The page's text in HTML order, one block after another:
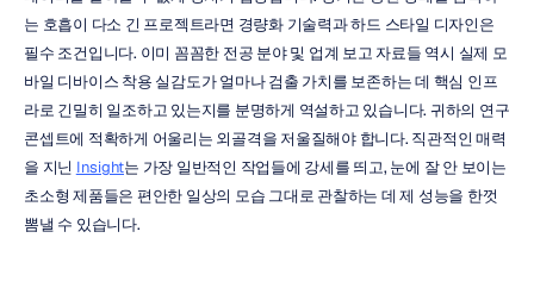
는 호흡이 다소 긴 프로젝트라면 경량화 기술력과 하드 스타일 디자인은
필수 조건입니다. 이미 꼼꼼한 전공 분야 및 업계 보고 자료들 역시 실제 모
바일 디바이스 착용 실감도가 얼마나 검출 가치를 보존하는 데 핵심 인프
라로 긴밀히 일조하고 있는지를 분명하게 역설하고 있습니다. 귀하의 연구
콘셉트에 적확하게 어울리는 외골격을 저울질해야 합니다. 직관적인 매력
을 지닌 Insight는 가장 일반적인 작업들에 강세를 띄고, 눈에 잘 안 보이는
초소형 제품들은 편안한 일상의 모습 그대로 관찰하는 데 제 성능을 한껏
뽐낼 수 있습니다.